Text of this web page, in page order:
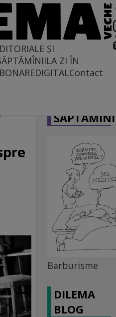
ȘI
LA ZI ÎN
DIGITALContact
Barburisme
DILEMA
BLOG